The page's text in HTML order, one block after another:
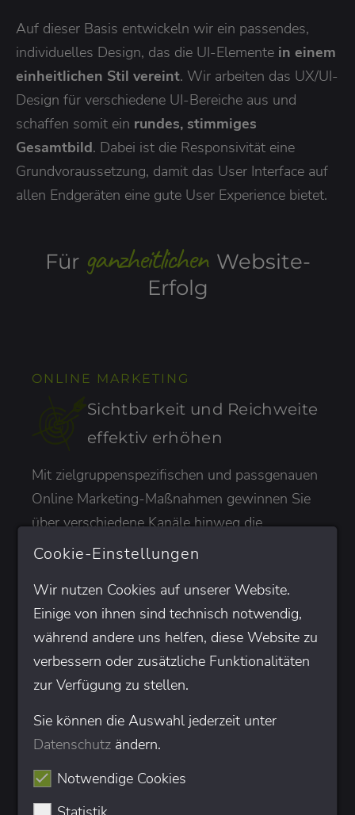
Auf dieser Basis entwickeln wir ein passendes,
individuelles Design, das die UI-Elemente in einem
einheitlichen Stil vereint. Wir arbeiten das UX/UI-
Design für verschiedene UI-Bereiche aus und
schaffen somit ein rundes, stimmiges
Gesamtbild. Dabei ist die Responsivität eine
Grundvoraussetzung, damit das User Interface auf
allen Endgeräten eine gute User Experience bietet.
Für ganzheitlichen Website-
Erfolg
ONLINE MARKETING
Sichtbarkeit und Reichweite
effektiv erhöhen
Mit zielgruppenspezifischen und passgenauen
Online Marketing-Maßnahmen gewinnen Sie
über verschiedene Kanäle hinweg die
Aufmerksamkeit Ihrer Zielgruppen und
Reichweite Ihrer Website. Wir entwickeln mit
Ihnen eine ganzheitliche, auf Sie
zugeschnittene Online Marketing-Strategie,
um den Erfolg Ihres Webauftritts langfristig zu
steigern. Dazu zählen Leistungen aus den
Bereichen Suchmaschinen-Optimierung,
Suchmaschinen-Werbung, Social Advertising
Traffic auf Ihre Website führen und zur
Leadgenerierung beitragen.
Cookie-Einstellungen
Wir nutzen Cookies auf unserer Website.
Einige von ihnen sind technisch notwendig,
während andere uns helfen, diese Website zu
verbessern oder zusätzliche Funktionalitäten
zur Verfügung zu stellen.
Sie können die Auswahl jederzeit unter
Datenschutz ändern.
Notwendige Cookies